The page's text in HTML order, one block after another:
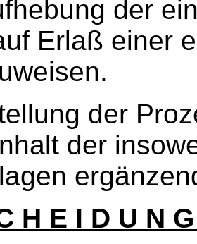
der
Erlaß einer
der
der
H E I D U N